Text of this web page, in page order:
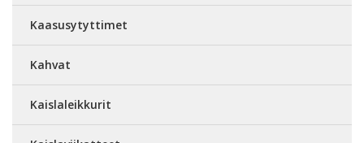
Kaasusytyttimet
Kahvat
Kaislaleikkurit